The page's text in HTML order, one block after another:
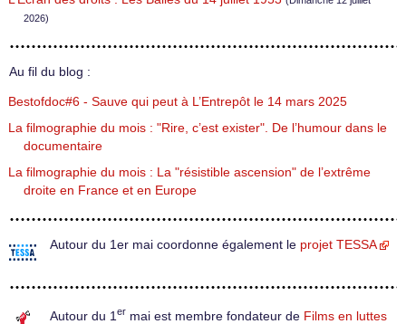
2026)
Au fil du blog :
Bestofdoc#6 - Sauve qui peut à L’Entrepôt le 14 mars 2025
La filmographie du mois : "Rire, c’est exister". De l’humour dans le
documentaire
La filmographie du mois : La "résistible ascension" de l’extrême
droite en France et en Europe
Autour du 1er mai coordonne également le projet TESSA
Autour du 1 er mai est membre fondateur de Films en luttes